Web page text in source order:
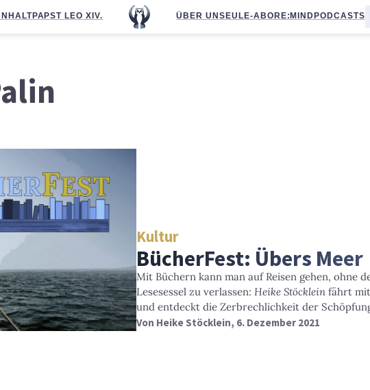
PAPST LEO XIV. ÜBER UNS EULE-ABO RE:MIND PODCASTS
Kultur
BücherFest: Übers Meer
Mit Büchern kann man auf Reisen gehen, ohne
Lesesessel zu verlassen: Heike Stöcklein fährt
und entdeckt die Zerbrechlichkeit der
Von Heike Stöcklein, 6. Dezember 2021